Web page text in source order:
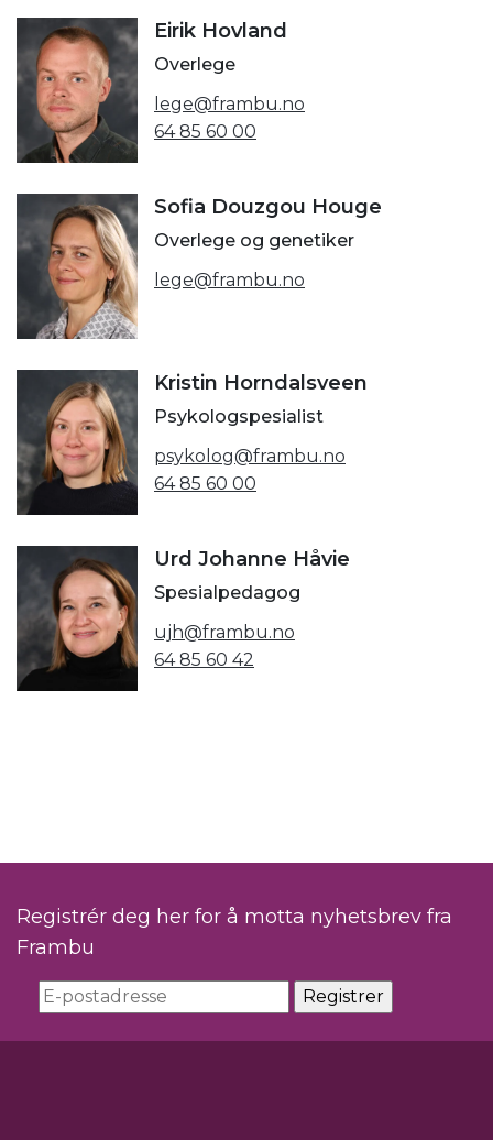
Eirik Hovland
Overlege
lege@frambu.no
64 85 60 00
Sofia Douzgou Houge
Overlege og genetiker
lege@frambu.no
Kristin Horndalsveen
Psykologspesialist
psykolog@frambu.no
64 85 60 00
Urd Johanne Håvie
Spesialpedagog
ujh@frambu.no
64 85 60 42
Registrér deg her for å motta nyhetsbrev fra
Frambu